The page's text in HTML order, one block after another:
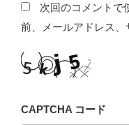
次回のコメントで
前、メールアドレス、
CAPTCHA コード